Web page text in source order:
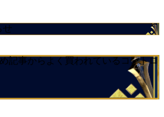
せ
め記事からよく買われているコントロ